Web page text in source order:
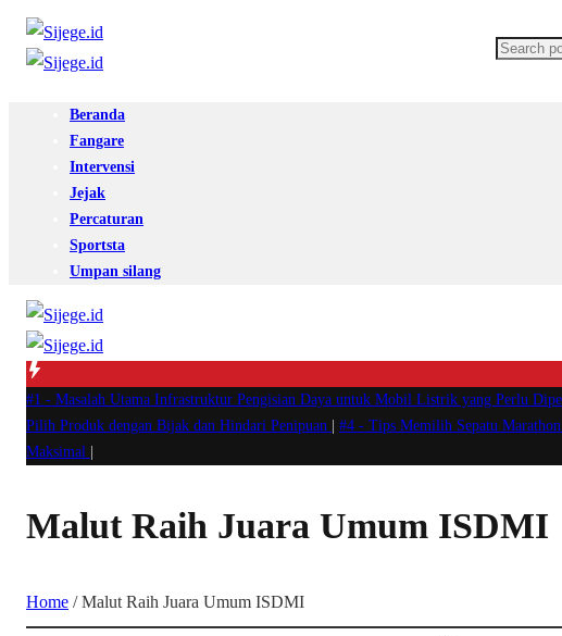
Beranda
Fangare
Intervensi
Jejak
Percaturan
Sportsta
Umpan silang
#1 - Masalah Utama Infrastruktur Pengisian Daya untuk Mobil Listrik yang Perlu
Pilih Produk dengan Bijak dan Hindari Penipuan
#4 - Tips Memilih Sepatu
Maksimal
Malut Raih Juara Umum ISDMI
Home /Malut Raih Juara Umum ISDMI